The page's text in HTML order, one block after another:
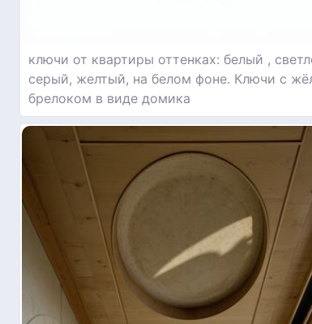
ключи от квартиры оттенках: белый ,
серый, желтый, на белом фоне. Ключи с
брелоком в виде домика